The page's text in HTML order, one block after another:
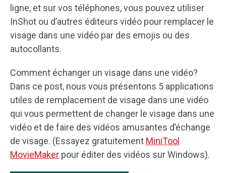
ligne, et sur vos téléphones, vous pouvez utiliser
InShot ou d’autres éditeurs vidéo pour remplacer le
visage dans une vidéo par des emojis ou des
autocollants.
Comment échanger un visage dans une vidéo?
Dans ce post, nous vous présentons 5 applications
utiles de remplacement de visage dans une vidéo
qui vous permettent de changer le visage dans une
vidéo et de faire des vidéos amusantes d’échange
de visage. (Essayez gratuitement MiniTool
MovieMaker pour éditer des vidéos sur Windows).